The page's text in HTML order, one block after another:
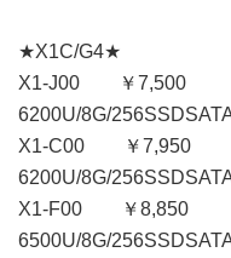
★X1C/
X1-J00 ￥
6200U/8G/
X1-C00 ￥
6200U/8G/
X1-F00 ￥
6500U/8G/